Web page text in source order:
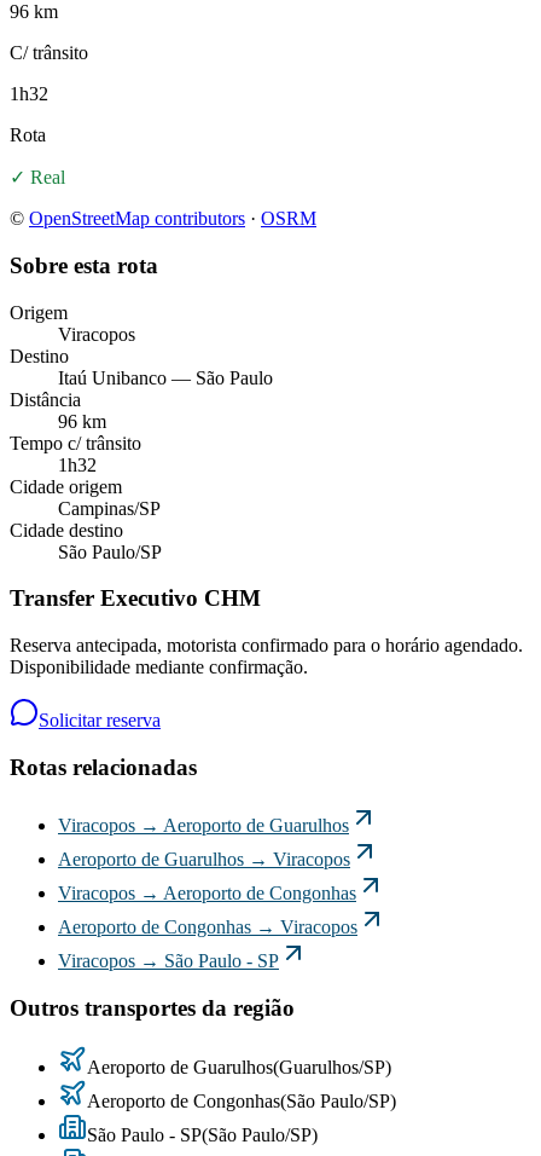
96 km
C/ trânsito
1h32
Rota
✓ Real
© OpenStreetMap contributors · OSRM
Sobre esta rota
Origem
Viracopos
Destino
Itaú Unibanco — São Paulo
Distância
96 km
Tempo c/ trânsito
1h32
Cidade origem
Campinas/SP
Cidade destino
São Paulo/SP
Transfer Executivo CHM
Reserva antecipada, motorista confirmado para o horário agendado.
Disponibilidade mediante confirmação.
Solicitar reserva
Rotas relacionadas
Viracopos → Aeroporto de Guarulhos
Aeroporto de Guarulhos → Viracopos
Viracopos → Aeroporto de Congonhas
Aeroporto de Congonhas → Viracopos
Viracopos → São Paulo - SP
Outros transportes da região
Aeroporto de Guarulhos(Guarulhos/SP)
Aeroporto de Congonhas(São Paulo/SP)
São Paulo - SP(São Paulo/SP)